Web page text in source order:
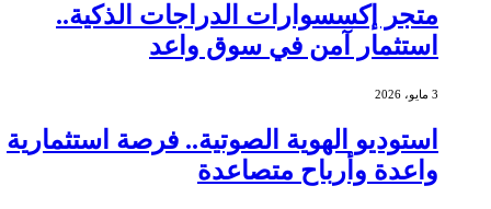
متجر إكسسوارات الدراجات الذكية..
استثمار آمن في سوق واعد
3 مايو، 2026
استوديو الهوية الصوتية.. فرصة استثمارية
واعدة وأرباح متصاعدة